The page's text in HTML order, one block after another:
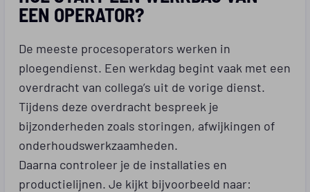
EEN OPERATOR?
De meeste procesoperators werken in
ploegendienst. Een werkdag begint vaak met een
overdracht van collega’s uit de vorige dienst.
Tijdens deze overdracht bespreek je
bijzonderheden zoals storingen, afwijkingen of
onderhoudswerkzaamheden.
Daarna controleer je de installaties en
productielijnen. Je kijkt bijvoorbeeld naar: